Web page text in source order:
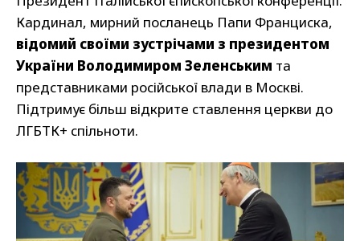
Кардинал, мирний посланець Папи Франциска,
відомий своїми зустрічами з президентом
України Володимиром Зеленським та
представниками російської влади в Москві.
Підтримує більш відкрите ставлення церкви до
ЛГБТК+ спільноти.